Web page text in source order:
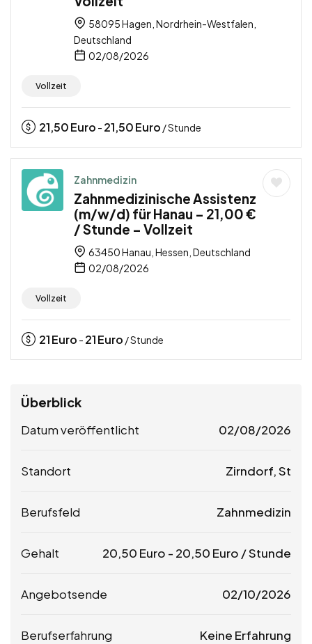
58095 Hagen, Nordrhein-Westfalen,
Deutschland
02/08/2026
Vollzeit
21,50Euro - 21,50Euro / Stunde
Zahnmedizin
Zahnmedizinische Assistenz
(m/w/d) für Hanau – 21,00 €
/ Stunde – Vollzeit
63450 Hanau, Hessen, Deutschland
02/08/2026
Vollzeit
21Euro - 21Euro / Stunde
Überblick
Datum veröffentlicht 02/08/2026
Standort Zirndorf, St
Berufsfeld Zahnmedizin
Gehalt 20,50 Euro - 20,50 Euro / Stunde
Angebotsende 02/10/2026
Berufserfahrung Keine Erfahrung